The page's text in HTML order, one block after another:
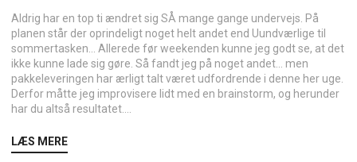
Aldrig har en top ti ændret sig SÅ mange gange undervejs. På
planen står der oprindeligt noget helt andet end Uundværlige til
sommertasken… Allerede før weekenden kunne jeg godt se, at det
ikke kunne lade sig gøre. Så fandt jeg på noget andet… men
pakkeleveringen har ærligt talt været udfordrende i denne her uge.
Derfor måtte jeg improvisere lidt med en brainstorm, og herunder
har du altså resultatet....
LÆS MERE